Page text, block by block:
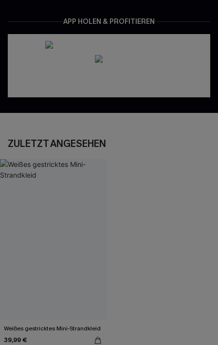
APP HOLEN & PROFITIEREN
ZULETZT ANGESEHEN
Weißes gestricktes Mini-Strandkleid
39,99 €